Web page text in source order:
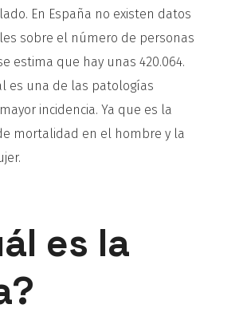
En España no existen datos
sobre el número de personas
estima que hay unas 420.064.
es una de las patologías
incidencia. Ya que es la
mortalidad en el hombre y la
es la